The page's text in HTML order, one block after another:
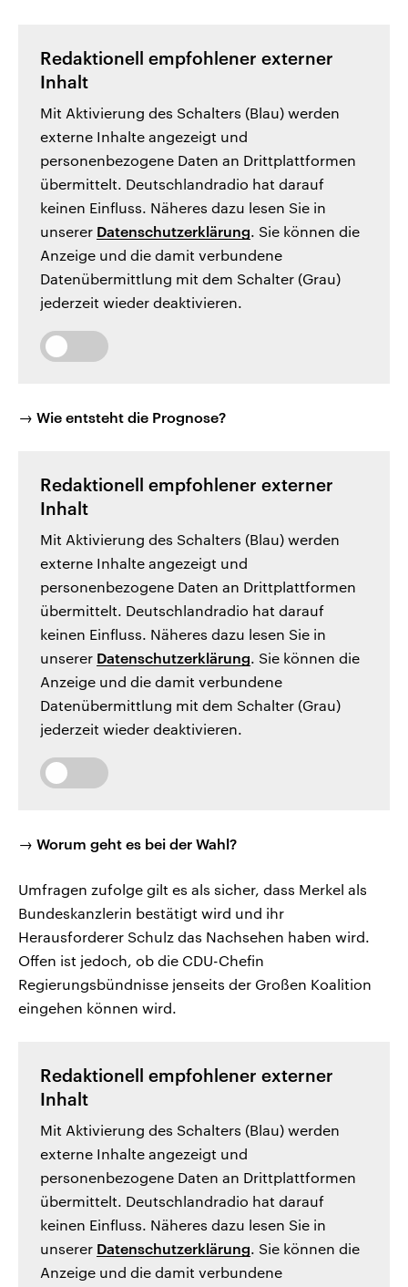
Redaktionell empfohlener externer
Inhalt
Mit Aktivierung des Schalters (Blau) werden
externe Inhalte angezeigt und
personenbezogene Daten an Drittplattformen
übermittelt. Deutschlandradio hat darauf
keinen Einfluss. Näheres dazu lesen Sie in
unserer Datenschutzerklärung. Sie können die
Anzeige und die damit verbundene
Datenübermittlung mit dem Schalter (Grau)
jederzeit wieder deaktivieren.
→ Wie entsteht die Prognose?
Redaktionell empfohlener externer
Inhalt
Mit Aktivierung des Schalters (Blau) werden
externe Inhalte angezeigt und
personenbezogene Daten an Drittplattformen
übermittelt. Deutschlandradio hat darauf
keinen Einfluss. Näheres dazu lesen Sie in
unserer Datenschutzerklärung. Sie können die
Anzeige und die damit verbundene
Datenübermittlung mit dem Schalter (Grau)
jederzeit wieder deaktivieren.
→ Worum geht es bei der Wahl?
Umfragen zufolge gilt es als sicher, dass Merkel als
Bundeskanzlerin bestätigt wird und ihr
Herausforderer Schulz das Nachsehen haben wird.
Offen ist jedoch, ob die CDU-Chefin
Regierungsbündnisse jenseits der Großen Koalition
eingehen können wird.
Redaktionell empfohlener externer
Inhalt
Mit Aktivierung des Schalters (Blau) werden
externe Inhalte angezeigt und
personenbezogene Daten an Drittplattformen
übermittelt. Deutschlandradio hat darauf
keinen Einfluss. Näheres dazu lesen Sie in
unserer Datenschutzerklärung. Sie können die
Anzeige und die damit verbundene